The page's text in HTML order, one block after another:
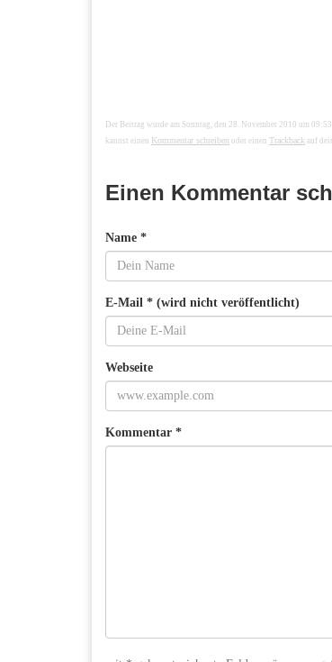
Der Beitrag wurde am Sonntag, den 28. November 2010 um
kannst einen Kommentar schreiben oder einen Trackback auf
Einen Kommentar
Name *
E-Mail * (wird nicht veröffentlicht)
Webseite
Kommentar *